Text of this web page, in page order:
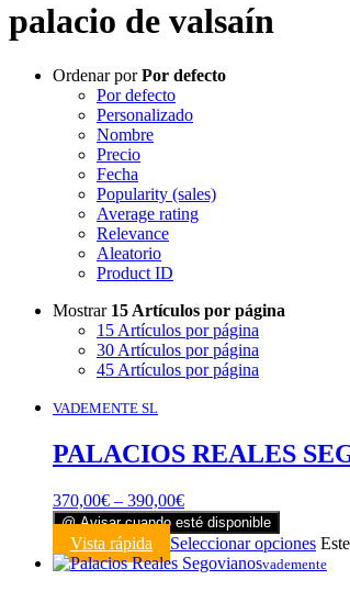
palacio de valsaín
Ordenar porPor defecto
Por defecto
Personalizado
Nombre
Precio
Fecha
Popularity (sales)
Average rating
Relevance
Aleatorio
Product ID
Mostrar 15 Artículos por página
15 Artículos por página
30 Artículos por página
45 Artículos por página
VADEMENTE SL
PALACIOS REALES
370,00€ – 390,00€
@ Avisar cuando esté disponible
Vista rápida Seleccionar opciones
vademente